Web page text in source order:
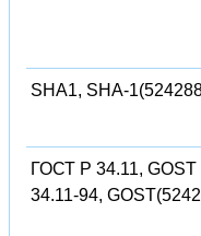
SHA1, SHA-
ГОСТ Р 34.11, GOST
34.11-94,